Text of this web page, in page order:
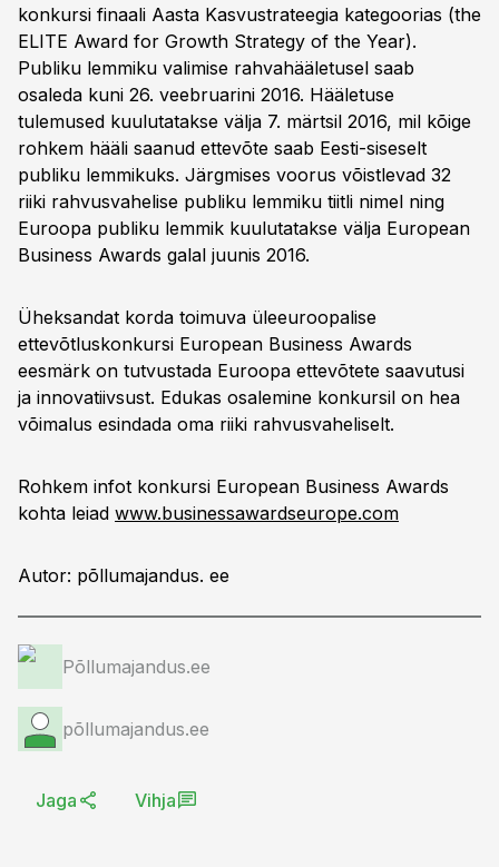
konkursi finaali Aasta Kasvustrateegia kategoorias (the
ELITE Award for Growth Strategy of the Year).
Publiku lemmiku valimise rahvahääletusel saab
osaleda kuni 26. veebruarini 2016. Hääletuse
tulemused kuulutatakse välja 7. märtsil 2016, mil kõige
rohkem hääli saanud ettevõte saab Eesti-siseselt
publiku lemmikuks. Järgmises voorus võistlevad 32
riiki rahvusvahelise publiku lemmiku tiitli nimel ning
Euroopa publiku lemmik kuulutatakse välja European
Business Awards galal juunis 2016.
Üheksandat korda toimuva üleeuroopalise
ettevõtluskonkursi European Business Awards
eesmärk on tutvustada Euroopa ettevõtete saavutusi
ja innovatiivsust. Edukas osalemine konkursil on hea
võimalus esindada oma riiki rahvusvaheliselt.
Rohkem infot konkursi European Business Awards
kohta leiad www.businessawardseurope.com
Autor: põllumajandus. ee
Põllumajandus.ee
põllumajandus.ee
Jaga Vihja